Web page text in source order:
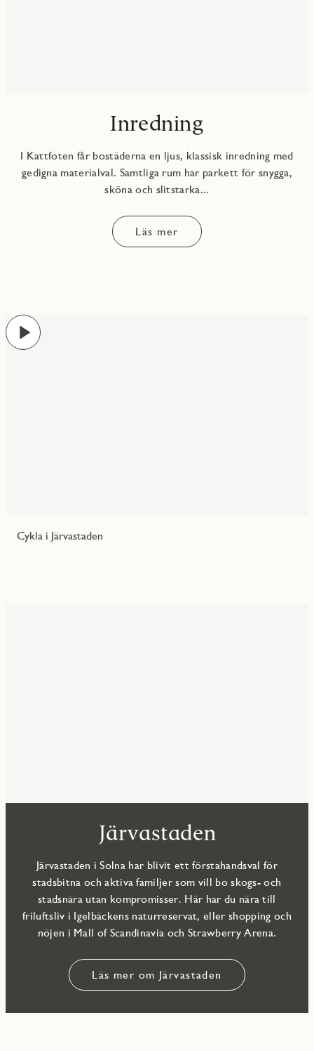
Inredning
I Kattfoten får bostäderna en ljus, klassisk inredning med
gedigna materialval. Samtliga rum har parkett för snygga,
sköna och slitstarka...
Läs mer
Play
Cykla i Järvastaden
Järvastaden
Järvastaden i Solna har blivit ett förstahandsval för
stadsbitna och aktiva familjer som vill bo skogs- och
stadsnära utan kompromisser. Här har du nära till
friluftsliv i Igelbäckens naturreservat, eller shopping och
nöjen i Mall of Scandinavia och Strawberry Arena.
Läs mer om Järvastaden